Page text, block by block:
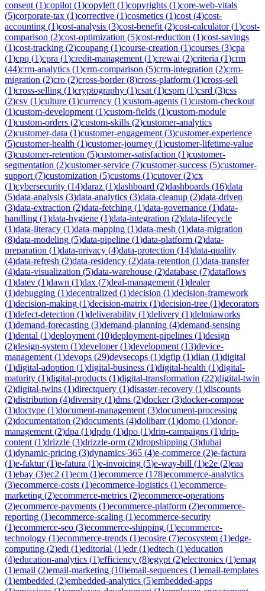
consent (1)copilot (1)copyleft (1)copyrights (1)core-web-vitals
(5)corporate-tax (1)corrective (1)cosmetics (1)cost (4)cost-
accounting (1)cost-analysis (3)cost-benefit (2)cost-calculator(1)cost-
comparison (2)cost-optimization (5)cost-reduction (1)cost-savings
(1)cost-tracking (2)coupang (1)course-creation (1)courses (3)cpa
(1)cpq (1)cpra (1)credit-management (1)crewai (2)criteria (1)crm
(44)crm-analytics (1)crm-comparison (5)crm-integration (2)crm-
migration (2)cro (2)cross-border(8)cross-platform (1)cross-sell
(1)cross-selling (1)cryptography (1)csat (1)cspm (1)csrd (3)css
(2)csv (1)culture (1)currency (1)custom-agents (1)custom-checkout
(1)custom-development (1)custom-fields (1)custom-module
(1)custom-orders (2)custom-skills (2)customer-analytics
(2)customer-data (1)customer-engagement (3)customer-experience
(5)customer-health (1)customer-journey (1)customer-lifetime-value
(3)customer-retention (5)customer-satisfaction (1)customer-
segmentation (2)customer-service (7)customer-success (5)customer-
support (7)customization (5)customs (1)cutover(2)cx
(1)cybersecurity (14)daraz (1)dashboard (2)dashboards (16)data
(5)data-analysis (3)data-analytics (3)data-cleanup (2)data-driven
(3)data-extraction (2)data-fetching (1)data-governance (1)data-
handling (1)data-hygiene (1)data-integration (2)data-lifecycle
(1)data-literacy (1)data-mapping (1)data-mesh (1)data-migration
(8)data-modeling (5)data-pipeline (1)data-platform (2)data-
preparation (1)data-privacy (4)data-protection (14)data-quality
(4)data-refresh (2)data-residency (2)data-retention (1)data-transfer
(4)data-visualization (5)data-warehouse (2)database (7)dataflows
(1)datev (1)dawn (1)dax (7)deal-management (1)dealer
(1)debugging (1)decentralized (1)decision (1)decision-framework
(1)decision-making (1)decision-matrix (1)decision-tree (1)decorators
(1)defect-detection (1)deliverability (1)delivery (1)delmiaworks
(1)demand-forecasting (3)demand-planning (4)demand-sensing
(1)dental (1)deployment (10)deployment-pipelines (1)design
(2)design-system (1)developer(1)development (13)device-
management (1)devops (29)devsecops (1)dgfip (1)dian (1)digital
(1)digital-adoption (1)digital-business (1)digital-health (1)digital-
maturity (1)digital-products (1)digital-transformation (22)digital-twin
(2)digital-twins (1)directquery (1)disaster-recovery (1)discounts
(2)distribution (4)diversity (1)dms (2)docker(3)docker-compose
(1)doctype (1)document-management (3)document-processing
(2)documentation (2)documents (4)dolibarr(1)domo (1)donor-
management (2)dpa (1)dpdp (1)dpo (1)drip-campaigns (1)drip-
content (1)drizzle (3)drizzle-orm (2)dropshipping (3)dubai
(1)dynamic-pricing (3)dynamics-365 (4)e-commerce (2)e-factura
(1)e-faktur(1)e-fatura (1)e-invoicing (5)e-way-bill (1)e2e (2)eaa
(1)ebay (3)ec2 (1)ecm (1)ecommerce (178)ecommerce-analytics
(3)ecommerce-costs (1)ecommerce-logistics (1)ecommerce-
marketing (2)ecommerce-metrics (2)ecommerce-operations
(2)ecommerce-payments (1)ecommerce-platform (2)ecommerce-
reporting (1)ecommerce-scaling (1)ecommerce-security
(1)ecommerce-seo (3)ecommerce-shipping (1)ecommerce-
technology (1)ecommerce-trends (1)ecosire (7)ecosystem (1)edge-
computing (2)edi (1)editorial (1)edr(1)edtech (1)education
(4)education-analytics (1)efficiency (8)egypt (2)electronics (1)emag
(1)email (2)email-marketing (10)email-sequences (1)email-templates
(1)embedded (2)embedded-analytics (5)embedded-apps